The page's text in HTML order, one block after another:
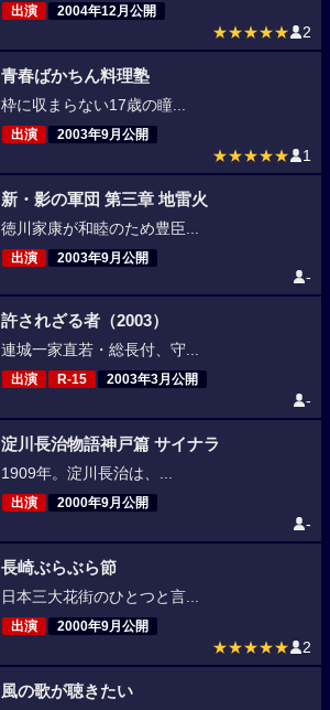
出演 2004年12月公開
★★★★★ 2
青春ばかちん料理塾
枠に収まらない17歳の瞳...
出演 2003年9月公開
★★★★★ 1
新・影の軍団 第三章 地雷火
徳川家康が和睦のため豊臣...
出演 2003年9月公開
-
許されざる者（2003）
連城一家直若・総長付、守...
出演 R-15 2003年3月公開
-
淀川長治物語神戸篇 サイナラ
1909年。淀川長治は、...
出演 2000年9月公開
-
長崎ぶらぶら節
日本三大花街のひとつと言...
出演 2000年9月公開
★★★★★ 2
風の歌が聴きたい